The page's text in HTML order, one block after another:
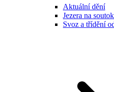
Aktuální dění
Jezera na
Svoz a třídění